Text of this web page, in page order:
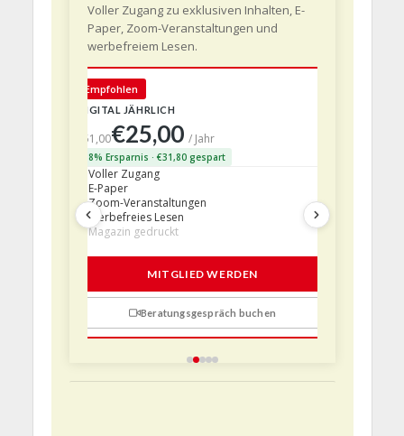
Voller Zugang zu exklusiven Inhalten, E-
Paper, Zoom-Veranstaltungen und
werbefreiem Lesen.
Empfohlen
DIGITAL JÄHRLICH
€51,00€25,00/ Jahr
38% Ersparnis · €31,80 gespart
Voller Zugang
E-Paper
Zoom-Veranstaltungen
Werbefreies Lesen
Magazin gedruckt
MITGLIED WERDEN
Beratungsgespräch buchen